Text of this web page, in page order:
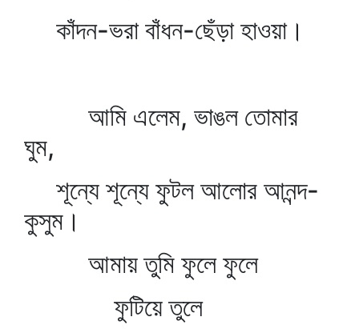
কাঁদন-ভরা বাঁধন-ছেঁড়া হাওয়া।
আমি এলেম, ভাঙল তোমার
ঘুম,
শূন্যে শূন্যে ফুটল আলোর আনন্দ-
কুসুম।
আমায় তুমি ফুলে ফুলে
ফুটিয়ে তুলে